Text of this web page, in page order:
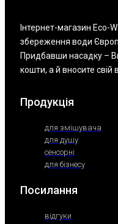
Інтернет-магазин Eco-
збереження води
Придбавши насадку –
кошти, а й вносите свій
Продукція
для змішувача
для душу
сенсорні
для бізнесу
Посилання
відгуки